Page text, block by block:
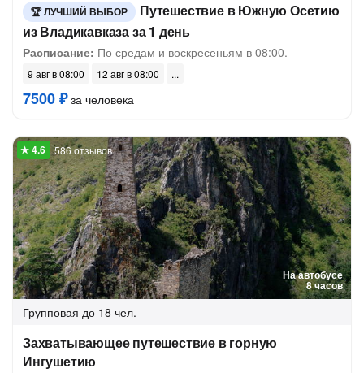
ЛУЧШИЙ ВЫБОР
Путешествие в Южную Осетию
из Владикавказа за 1 день
Расписание: По средам и воскресеньям в 08:00.
9 авг в 08:00 12 авг в 08:00
7500 ₽за человека
На автобусе
8 часов
586 отзывов
Групповая до 18 чел.
Захватывающее путешествие в горную
Ингушетию